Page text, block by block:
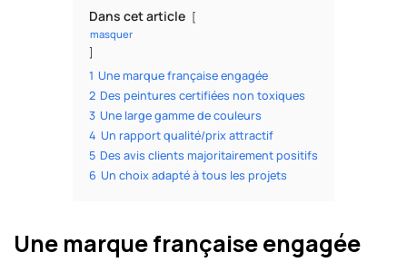
Dans cet article
masquer
1 Une marque française engagée
2 Des peintures certifiées non toxiques
3 Une large gamme de couleurs
4 Un rapport qualité/prix attractif
5 Des avis clients majoritairement positifs
6 Un choix adapté à tous les projets
Une marque française engagée